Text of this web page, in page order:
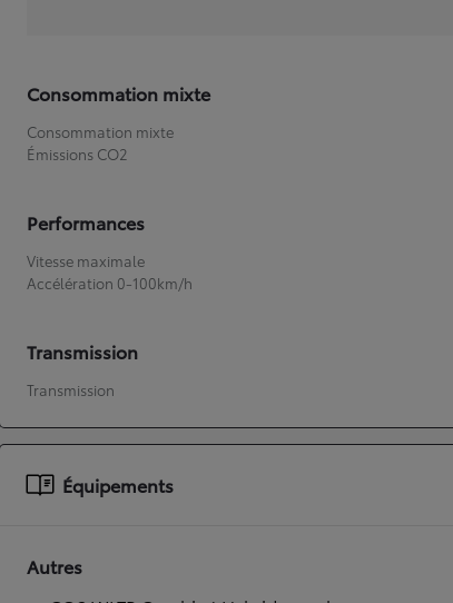
Nouvelle Yaris Cross
Disponible prochainement
Consommation mixte
Consommation mixte
Émissions CO2
Performances
Vitesse maximale
Accélération 0-100km/h
Transmission
Transmission
Équipements
Autres